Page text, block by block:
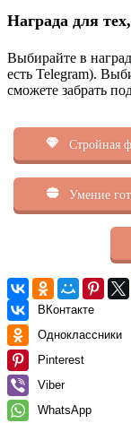
Награда для
Выбирайте в
есть Telegram).
сможете забрать
Стройная
Умение
ВКонтакте
Одноклассники
Pinterest
Viber
WhatsApp